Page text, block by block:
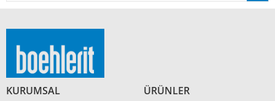
KURUMSAL ÜRÜNLER